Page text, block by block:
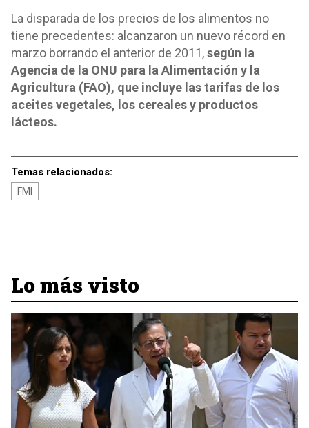
La disparada de los precios de los alimentos no
tiene precedentes: alcanzaron un nuevo récord en
marzo borrando el anterior de 2011,según la
Agencia de la ONU para la Alimentación y la
Agricultura (FAO), que incluye las tarifas de los
aceites vegetales, los cereales y productos
lácteos.
Temas relacionados:
FMI
Lo más visto